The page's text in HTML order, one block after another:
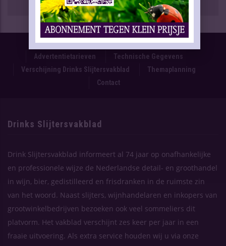
Proefnummer
Oplage & Verspreiding
Advertentietarieven
Technische Gegevens
Verschijning Drinks Slijtersvakblad
Themaplanning
Contact
Drinks Slijtersvakblad
Drink Slijtersvakblad informeert al 74 jaar op onafhankelijke
en professionele wijze de Nederlandse detail- en groothandel
in wijn, bier, gedistilleerd en frisdranken in de ruimste zin
van het woord. Naast slijters, wijnhandelaren en inkopers van
grootwinkelbedrijven bezoeken ook veel sommeliers dit
platvorm. Het vakblad verschijnt zes keer per jaar in een
fraaie uitvoering. Als extra service houden wij u via onze